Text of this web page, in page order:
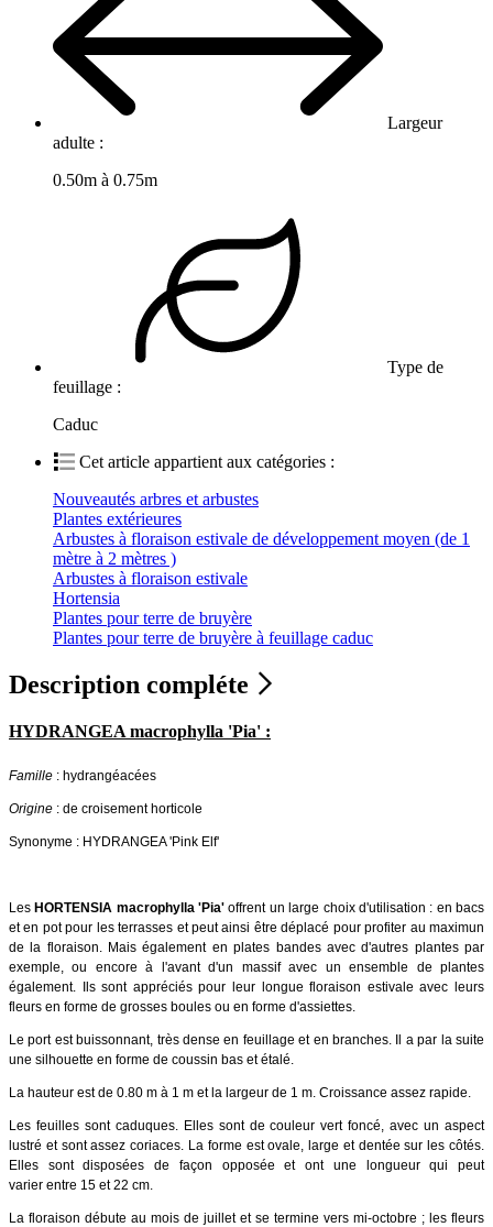
Largeur
adulte :
0.50m à 0.75m
Type de
feuillage :
Caduc
Cet article appartient aux catégories :
Nouveautés arbres et arbustes
Plantes extérieures
Arbustes à floraison estivale de développement moyen (de 1
mètre à 2 mètres )
Arbustes à floraison estivale
Hortensia
Plantes pour terre de bruyère
Plantes pour terre de bruyère à feuillage caduc
Description compléte
HYDRANGEA macrophylla 'Pia' :
Famille : hydrangéacées
Origine : de croisement horticole
Synonyme : HYDRANGEA 'Pink Elf'
Les HORTENSIA macrophylla 'Pia'offrent un large choix d'utilisation : en bacs
et en pot pour les terrasses et peut ainsi être déplacé pour profiter au maximun
de la floraison. Mais également en plates bandes avec d'autres plantes par
exemple, ou encore à l'avant d'un massif avec un ensemble de plantes
également. Ils sont appréciés pour leur longue floraison estivale avec leurs
fleurs en forme de grosses boules ou en forme d'assiettes.
Le port est buissonnant, très dense en feuillage et en branches. Il a par la suite
une silhouette en forme de coussin bas et étalé.
La hauteur est de 0.80 m à 1 m et la largeur de 1 m. Croissance assez rapide.
Les feuilles sont caduques. Elles sont de couleur vert foncé, avec un aspect
lustré et sont assez coriaces. La forme est ovale, large et dentée sur les côtés.
Elles sont disposées de façon opposée et ont une longueur qui peut
varier entre 15 et 22 cm.
La floraison débute au mois de juillet et se termine vers mi-octobre ; les fleurs